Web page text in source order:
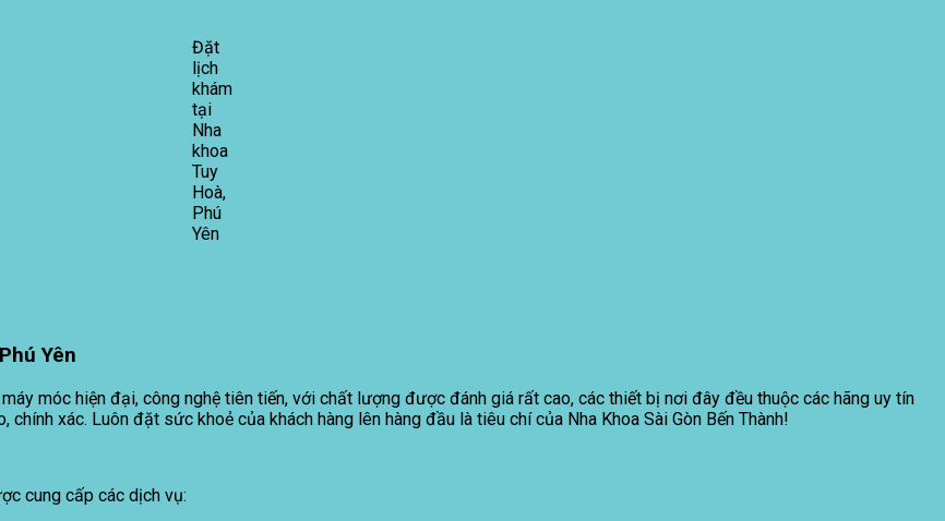
Đặt
lịch
khám
tại
Nha
khoa
Tuy
Hoà,
Phú
Yên
Yên
móc hiện đại, công nghệ tiên tiến, với chất lượng được đánh giá rất cao, các thiết bị nơi đây đều thuộc các hãng uy tín
xác. Luôn đặt sức khoẻ của khách hàng lên hàng đầu là tiêu chí của Nha Khoa Sài Gòn Bến Thành!
cung cấp các dịch vụ: